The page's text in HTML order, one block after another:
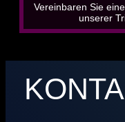
Vereinbaren Sie
unserer